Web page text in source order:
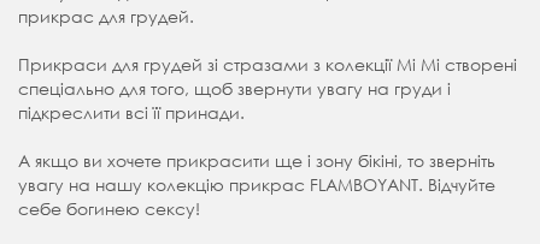
прикрас для грудей.
Прикраси для грудей зі стразами з колекції Mi Mi створені
спеціально для того, щоб звернути увагу на груди і
підкреслити всі її принади.
А якщо ви хочете прикрасити ще і зону бікіні, то зверніть
увагу на нашу колекцію прикрас FLAMBOYANT. Відчуйте
себе богинею сексу!